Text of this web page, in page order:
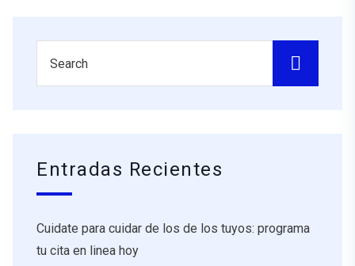
Entradas Recientes
Cuidate para cuidar de los de los tuyos: programa
tu cita en linea hoy